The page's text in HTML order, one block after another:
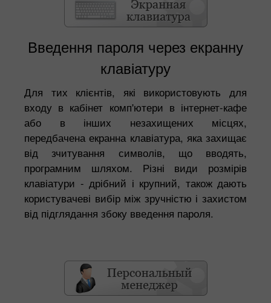
Введення пароля через екранну
клавіатуру
Для тих клієнтів, які використовують для
входу в кабінет комп'ютери в інтернет-кафе
або в інших незахищених місцях,
передбачена екранна клавіатура, яка захищає
від зчитування символів, що вводять,
програмним шляхом. Різні види розмірів
клавіатури - дрібний і крупний, також дають
користувачеві вибір між зручністю і захистом
від підглядання збоку введення пароля.